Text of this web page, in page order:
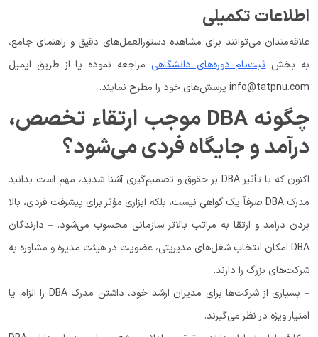
اطلاعات تکمیلی
علاقه‌مندان می‌توانند برای مشاهده دستورالعمل‌های دقیق و راهنمای جامع،
به بخشثبت‌نام دوره‌های دانشگاهی مراجعه نموده یا از طریق ایمیل
info@tatpnu.com پرسش‌های خود را مطرح نمایند.
چگونه DBA موجب ارتقاء تخصص،
درآمد و جایگاه فردی می‌شود؟
اکنون که با تأثیر DBA بر حقوق و تصمیم‌گیری آشنا شدید، مهم است بدانید
مدرک DBA صرفاً یک گواهی نیست، بلکه ابزاری مؤثر برای پیشرفت فردی، بالا
بردن درآمد و ارتقا به مراتب بالاتر سازمانی محسوب می‌شود. – دارندگان
DBA امکان انتخاب شغل‌های مدیریتی، عضویت در هیئت مدیره و مشاوره به
شرکت‌های بزرگ را دارند.
– بسیاری از شرکت‌ها برای مدیران ارشد خود، داشتن مدرک DBA را الزام یا
امتیاز ویژه در نظر می‌گیرند.